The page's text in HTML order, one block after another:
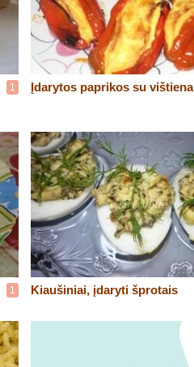
1 Įdarytos paprikos su vištiena
1 Kiaušiniai, įdaryti šprotais